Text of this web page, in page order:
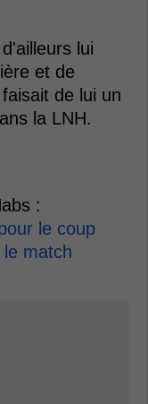
lui
et de
de lui un
la LNH.
:
le coup
le match